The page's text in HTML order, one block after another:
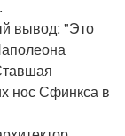
вывод: "Это
нос Сфинкса в